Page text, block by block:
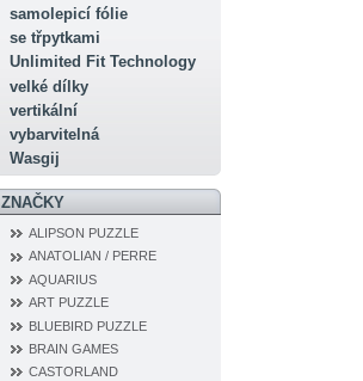
samolepicí fólie
se třpytkami
Unlimited Fit Technology
velké dílky
vertikální
vybarvitelná
Wasgij
ZNAČKY
ALIPSON PUZZLE
ANATOLIAN / PERRE
AQUARIUS
ART PUZZLE
BLUEBIRD PUZZLE
BRAIN GAMES
CASTORLAND